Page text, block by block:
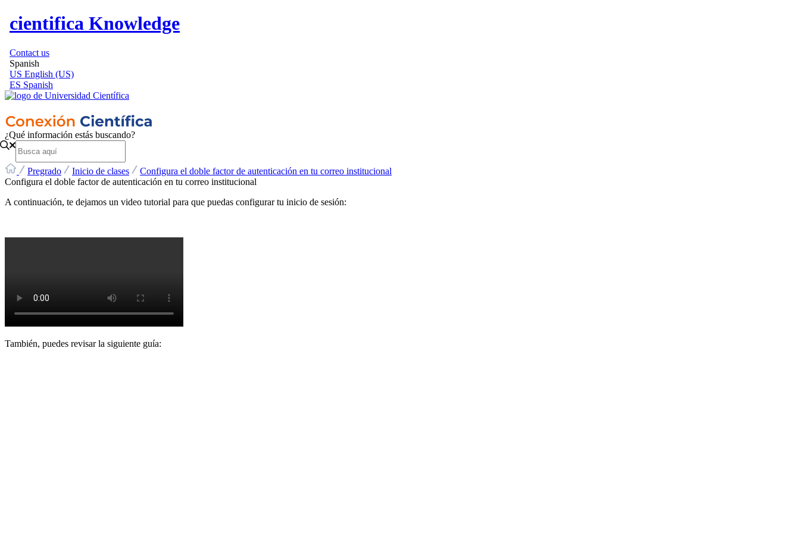
cientifica Knowledge
Contact us
Spanish
US English (US)
ES Spanish
¿Qué información estás buscando?
Pregrado Inicio de clases
Configura el doble factor de autenticación en tu correo institucional
Configura el doble factor de autenticación en tu correo institucional
A continuación, te dejamos un video tutorial para que puedas configurar tu inicio de sesión:
También, puedes revisar la siguiente guía: